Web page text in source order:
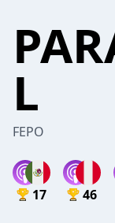
L
FEPO
17 46